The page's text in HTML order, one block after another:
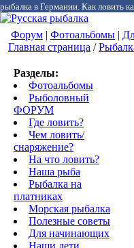
рыбалка в Германии. Как ловить
Форум | Фотоальбомы |
Главная страница /
Разделы:
Фотоальбомы
Рыболовный
ФОРУМ
Где ловить?
Чем ловить/
снаряжение?
На что ловить?
Наша рыба
Рыбалка на
платниках
Морская рыбалка
Полезные советы
Для начинающих
Наши дети